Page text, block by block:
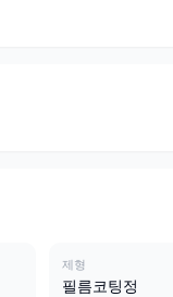
제형
필름코팅정